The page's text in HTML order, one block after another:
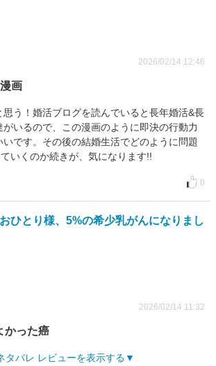
2026/02/14 12:46
画
思う！婚活ブログを読んでいると長年婚活&長
いるので、この漫画のように即決の行動力
いです。その後の結婚生活でどのように問題
いくのか続きが、気になります!!
0
ひとり様、5%の希少乳がんになりまし
2026/02/14 11:32
かった癌
タバレ レビューを表示する